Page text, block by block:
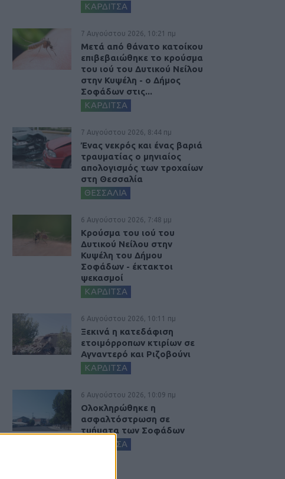
ΚΑΡΔΙΤΣΑ
7 Αυγούστου 2026, 10:21 πμ
Μετά από θάνατο κατοίκου
επιβεβαιώθηκε το κρούσμα
του ιού του Δυτικού Νείλου
στην Κυψέλη - ο Δήμος
Σοφάδων στις...
ΚΑΡΔΙΤΣΑ
7 Αυγούστου 2026, 8:44 πμ
Ένας νεκρός και ένας βαριά
τραυματίας ο μηνιαίος
απολογισμός των τροχαίων
στη Θεσσαλία
ΘΕΣΣΑΛΙΑ
6 Αυγούστου 2026, 7:48 μμ
Κρούσμα του ιού του
Δυτικού Νείλου στην
Κυψέλη του Δήμου
Σοφάδων - έκτακτοι
ψεκασμοί
ΚΑΡΔΙΤΣΑ
6 Αυγούστου 2026, 10:11 πμ
Ξεκινά η κατεδάφιση
ετοιμόρροπων κτιρίων σε
Αγναντερό και Ριζοβούνι
ΚΑΡΔΙΤΣΑ
6 Αυγούστου 2026, 10:09 πμ
Ολοκληρώθηκε η
ασφαλτόστρωση σε
τμήματα των Σοφάδων
ΚΑΡΔΙΤΣΑ